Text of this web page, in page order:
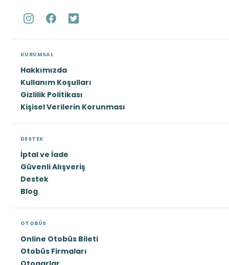
KURUMSAL
Hakkımızda
Kullanım Koşulları
Gizlilik Politikası
Kişisel Verilerin Korunması
DESTEK
İptal ve İade
Güvenli Alışveriş
Destek
Blog
OTOBÜS
Online Otobüs Bileti
Otobüs Firmaları